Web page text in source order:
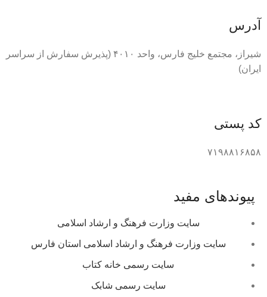
آدرس
شیراز، مجتمع خلیج فارس، واحد ۴۰۱۰ (پذیرش سفارش از سراسر
ایران)
کد پستی
۷۱۹۸۸۱۶۸۵۸
پیوندهای مفید
سایت وزارت فرهنگ و ارشاد اسلامی
سایت وزارت فرهنگ و ارشاد اسلامی استان فارس
سایت رسمی خانه کتاب
سایت رسمی شابک